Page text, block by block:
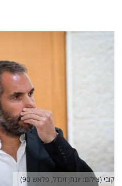
קובי (צילום: יונתן זינדל, פלאש 90)